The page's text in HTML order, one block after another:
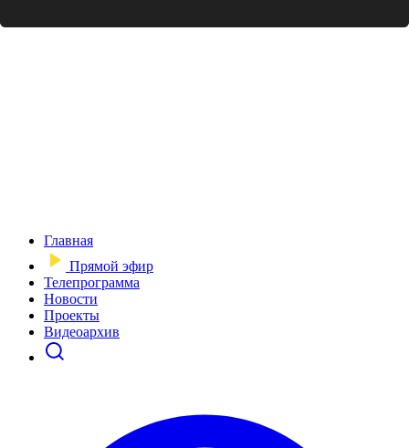
Главная
Прямой эфир
Телепрограмма
Новости
Проекты
Видеоархив